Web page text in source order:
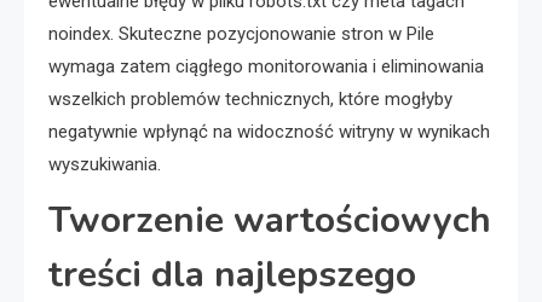
noindex. Skuteczne pozycjonowanie stron w Pile
wymaga zatem ciągłego monitorowania i eliminowania
wszelkich problemów technicznych, które mogłyby
negatywnie wpłynąć na widoczność witryny w wynikach
wyszukiwania.
Tworzenie wartościowych
treści dla najlepszego